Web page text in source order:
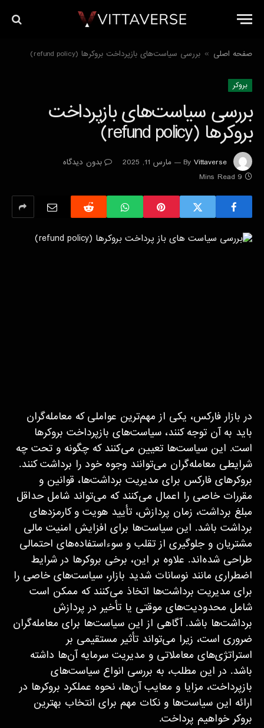
صفحه اصلی » بررسی سیاست‌های بازپرداخت بروکرها (refund policy)
بروکر
بررسی سیاست‌های بازپرداخت
بروکرها (refund policy)
By Vittaverse مارس 11, 2025
بدون دیدگاه
9 Mins Read
در بازار فارکس، یکی از مهم‌ترین عواملی که معامله‌گران
باید به آن توجه کنند، سیاست‌های بازپرداخت بروکرها
است. این سیاست‌ها تعیین می‌کنند که چگونه و تحت چه
شرایطی معامله‌گران می‌توانند وجوه خود را برداشت کنند.
بروکرهای فارکس برای مدیریت برداشت‌ها، قوانین و
مقررات خاصی را اعمال می‌کنند که می‌تواند شامل حداقل
مبلغ برداشت، زمان پردازش، تأیید هویت و کارمزدهای
برداشت باشد. این سیاست‌ها برای افزایش امنیت مالی
مشتریان و جلوگیری از تقلب و سوءاستفاده‌های احتمالی
طراحی شده‌اند. علاوه بر این، برخی بروکرها در شرایط
اضطراری مانند نوسانات شدید بازار، سیاست‌های خاصی را
برای مدیریت برداشت‌ها اتخاذ می‌کنند که ممکن است
شامل محدودیت‌های موقتی یا تأخیر در پردازش
برداشت‌ها باشد. آگاهی از این سیاست‌ها برای معامله‌گران
ضروری است، زیرا می‌تواند تأثیر مستقیمی بر
استراتژی‌های معاملاتی و مدیریت سرمایه آن‌ها داشته
باشد. در این مطلب، به بررسی انواع سیاست‌های
بازپرداخت، مزایا و معایب آن‌ها، نحوه عملکرد بروکرها در
ارائه این سیاست‌ها و نکات مهم برای انتخاب بهترین
بروکر خواهیم پرداخت.